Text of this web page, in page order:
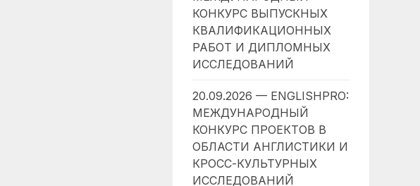
КОНКУРС ВЫПУСКНЫХ
КВАЛИФИКАЦИОННЫХ
РАБОТ И ДИПЛОМНЫХ
ИССЛЕДОВАНИЙ
20.09.2026 — ENGLISHPRO:
МЕЖДУНАРОДНЫЙ
КОНКУРС ПРОЕКТОВ В
ОБЛАСТИ АНГЛИСТИКИ И
КРОСС-КУЛЬТУРНЫХ
ИССЛЕДОВАНИЙ